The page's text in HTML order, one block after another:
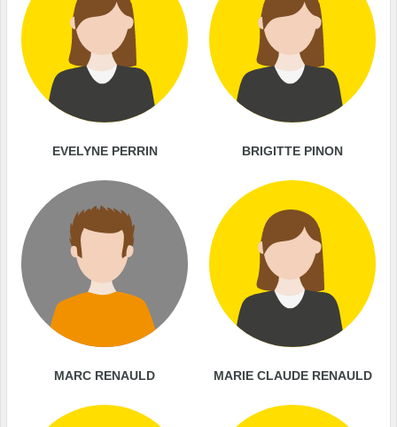
EVELYNE PERRIN BRIGITTE PINON
MARC RENAULD MARIE CLAUDE RENAULD